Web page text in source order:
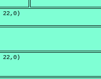
22,0 )
22,0 )